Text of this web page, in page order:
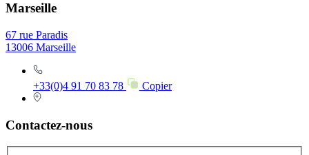
Marseille
67 rue Paradis
13006 Marseille
+33(0)4 91 70 83 78 Copier
Contactez-nous